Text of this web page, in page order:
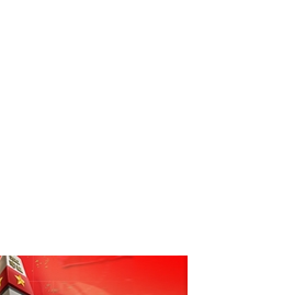
口国家级
河静省董禄丁字路口
敬香和献花；为大名